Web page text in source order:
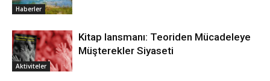
Haberler
Aktiviteler
Kitap lansmanı: Teoriden Mücadeleye
Müşterekler Siyaseti